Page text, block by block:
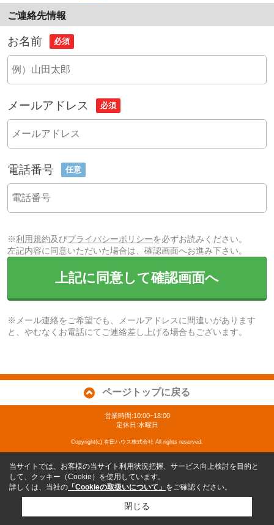
ご連絡先情報
お名前 必須
メールアドレス 必須
電話番号 任意
※利用規約及びプライバシーポリシーを必ずお読みください。
左記内容に同意いただいた場合は、確認画面へお進み下さい。
上記に同意して確認画面へ
※メール連絡をご希望でも、メールアドレスに間違いがあります
と、やむなくお電話にてご連絡差し上げる場合もございます。
ページトップに戻る
営業時間:10:00~18:00
定休日:水曜日
Copyright(c) 有田ハウス株式会社 All rights reserved.
当サイトでは、お客様の当サイト利用状況把握、サービス向上検討を目的と
して、クッキー（Cookie）を使用しています。
詳しくは、当社の 「Cookieの取扱いについて」 をご確認ください。
閉じる